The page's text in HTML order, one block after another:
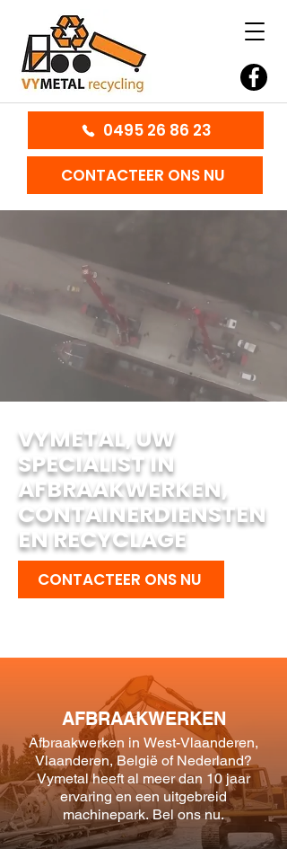
0495 26 86 23
CONTACTEER ONS NU
VYMETAL, UW
SPECIALIST IN
AFBRAAKWERKEN,
CONTAINERDIENSTEN
EN RECYCLAGE
CONTACTEER ONS NU
AFBRAAKWERKEN
Afbraakwerken in West-Vlaanderen,
Vlaanderen, België of Nederland?
Vymetal heeft al meer dan 10 jaar
ervaring en een uitgebreid
machinepark. Bel ons nu.